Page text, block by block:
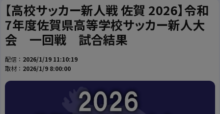
【高校サッカー新人戦 佐賀 2026】令和
7年度佐賀県高等学校サッカー新人大
会 一回戦 試合結果
配信： 2026/1/19 11:10:19
取材： 2026/1/9 8:00:00